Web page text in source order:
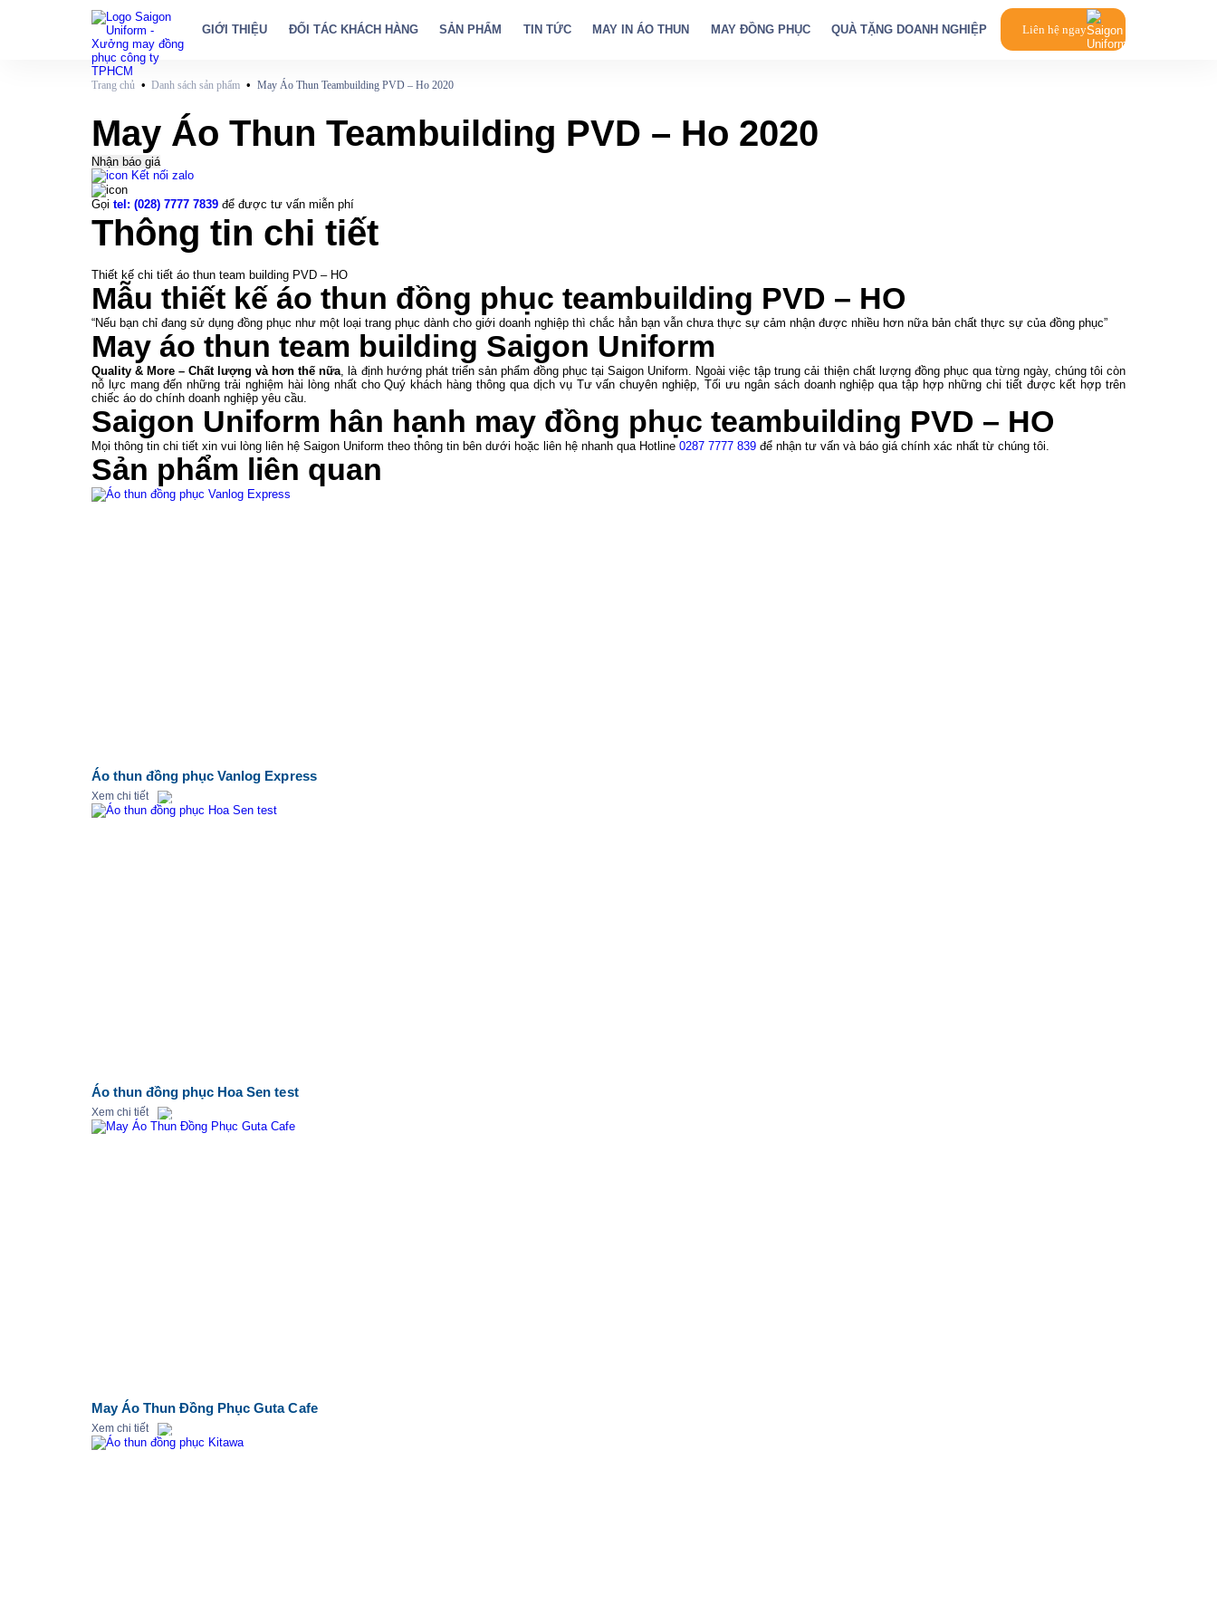
GIỚI THIỆU ĐỐI TÁC KHÁCH HÀNG SẢN PHẨM TIN TỨC MAY IN ÁO THUN MAY ĐỒNG PHỤC QUÀ TẶNG DOANH NGHIỆP Liên hệ ngay
Trang chủ • Danh sách sản phẩm • May Áo Thun Teambuilding PVD – Ho 2020
May Áo Thun Teambuilding PVD – Ho 2020
Nhận báo giá
Kết nối zalo
Gọi tel: (028) 7777 7839 để được tư vấn miễn phí
Thông tin chi tiết
Thiết kế chi tiết áo thun team building PVD – HO
Mẫu thiết kế áo thun đồng phục teambuilding PVD – HO
“Nếu bạn chỉ đang sử dụng đồng phục như một loại trang phục dành cho giới doanh nghiệp thì chắc hẳn bạn vẫn chưa thực sự cảm nhận được nhiều hơn nữa bản chất thực sự của đồng phục”
May áo thun team building Saigon Uniform
Quality & More – Chất lượng và hơn thế nữa , là định hướng phát triển sản phẩm đồng phục tại Saigon Uniform. Ngoài việc tập trung cải thiện chất lượng đồng phục qua từng ngày, chúng tôi còn
nỗ lực mang đến những trải nghiệm hài lòng nhất cho Quý khách hàng thông qua dịch vụ Tư vấn chuyên nghiệp, Tối ưu ngân sách doanh nghiệp qua tập hợp những chi tiết được kết hợp trên
chiếc áo do chính doanh nghiệp yêu cầu.
Saigon Uniform hân hạnh may đồng phục teambuilding PVD – HO
Mọi thông tin chi tiết xin vui lòng liên hệ Saigon Uniform theo thông tin bên dưới hoặc liên hệ nhanh qua Hotline 0287 7777 839để nhận tư vấn và báo giá chính xác nhất từ chúng tôi.
Sản phẩm liên quan
Áo thun đồng phục Vanlog Express
Xem chi tiết
Áo thun đồng phục Hoa Sen test
Xem chi tiết
May Áo Thun Đồng Phục Guta Cafe
Xem chi tiết